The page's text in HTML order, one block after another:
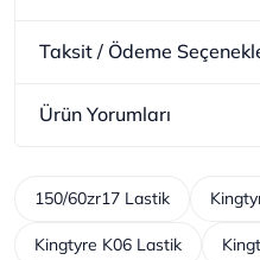
Taksit / Ödeme
Ürün Yorumları
150/60zr17 Lastik
Kingtyre K06 Lastik